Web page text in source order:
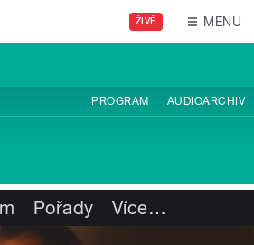
ŽIVĚ MENU
PROGRAM AUDIOARCHIV
Pořady Více…